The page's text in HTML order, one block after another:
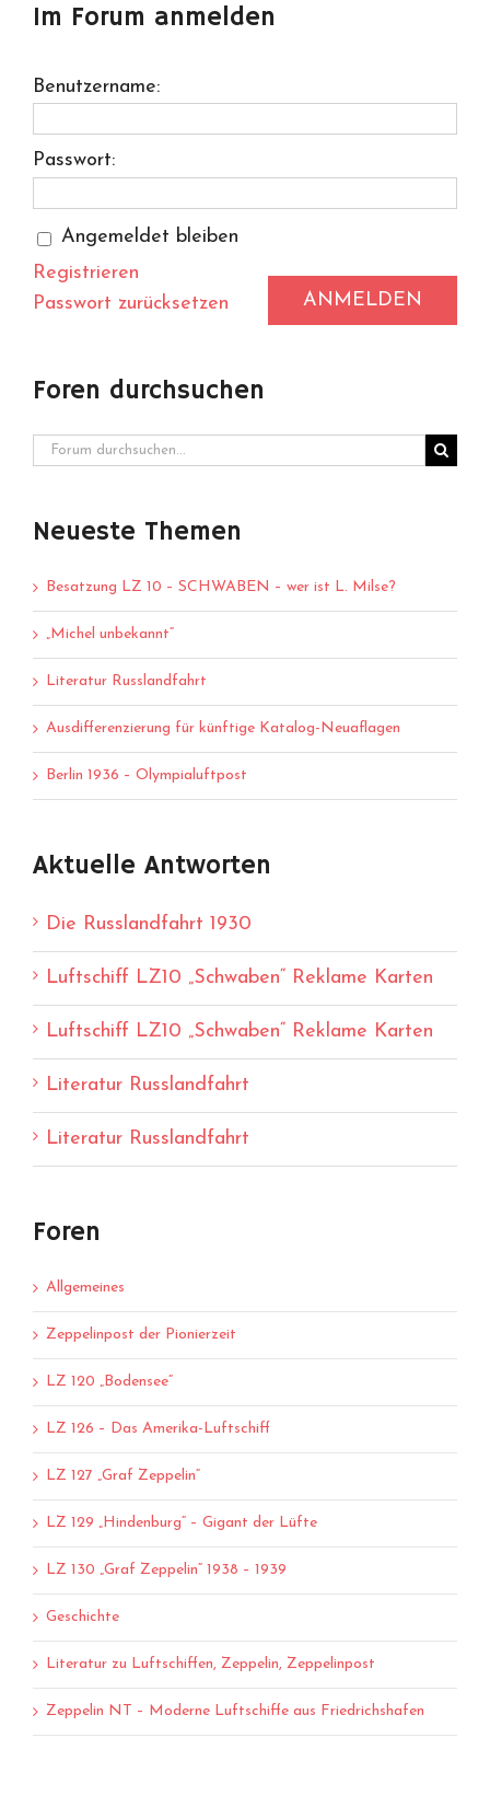
Im Forum anmelden
Benutzername:
Passwort:
Angemeldet bleiben
ANMELDEN
Registrieren
Passwort zurücksetzen
Foren durchsuchen
Neueste Themen
Besatzung LZ 10 – SCHWABEN – wer ist L. Milse?
„Michel unbekannt“
Literatur Russlandfahrt
Ausdifferenzierung für künftige Katalog-Neuaflagen
Berlin 1936 – Olympialuftpost
Aktuelle Antworten
Die Russlandfahrt 1930
Luftschiff LZ10 „Schwaben“ Reklame Karten
Luftschiff LZ10 „Schwaben“ Reklame Karten
Literatur Russlandfahrt
Literatur Russlandfahrt
Foren
Allgemeines
Zeppelinpost der Pionierzeit
LZ 120 „Bodensee“
LZ 126 – Das Amerika-Luftschiff
LZ 127 „Graf Zeppelin“
LZ 129 „Hindenburg“ – Gigant der Lüfte
LZ 130 „Graf Zeppelin“ 1938 – 1939
Geschichte
Literatur zu Luftschiffen, Zeppelin, Zeppelinpost
Zeppelin NT – Moderne Luftschiffe aus Friedrichshafen